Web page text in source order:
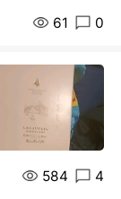
61 0
584 4